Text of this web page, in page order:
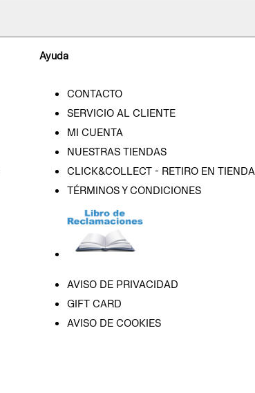
Ayuda
CONTACTO
SERVICIO AL CLIENTE
MI CUENTA
NUESTRAS TIENDAS
CLICK&COLLECT - RETIRO EN TIENDA
TÉRMINOS Y CONDICIONES
AVISO DE PRIVACIDAD
GIFT CARD
AVISO DE COOKIES